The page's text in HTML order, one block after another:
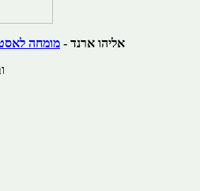
אליהו ארנד - מומחה